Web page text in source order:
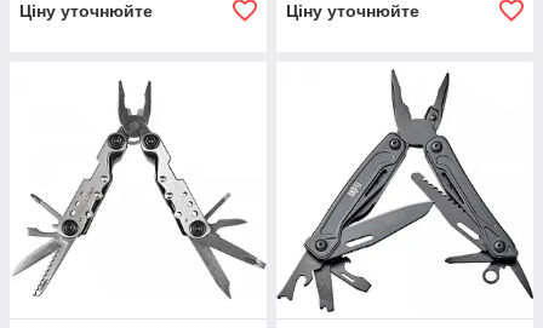
Ціну уточнюйте Ціну уточнюйте